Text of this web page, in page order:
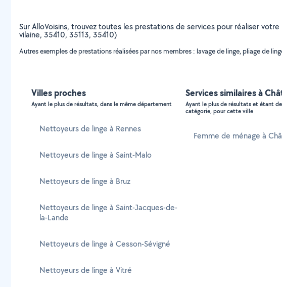
Sur AlloVoisins, trouvez toutes les prestations de services pour réaliser
vilaine, 35410, 35113, 35410)
Autres exemples de prestations réalisées par nos membres : lavage de linge, pliage de
Villes proches
Ayant le plus de résultats, dans le même département
Nettoyeurs de linge à Rennes
Nettoyeurs de linge à Saint-Malo
Nettoyeurs de linge à Bruz
Nettoyeurs de linge à Saint-Jacques-de-
la-Lande
Nettoyeurs de linge à Cesson-Sévigné
Nettoyeurs de linge à Vitré
Services similaires à
Ayant le plus de résultats et étant
catégorie, pour cette ville
Femme de ménage à